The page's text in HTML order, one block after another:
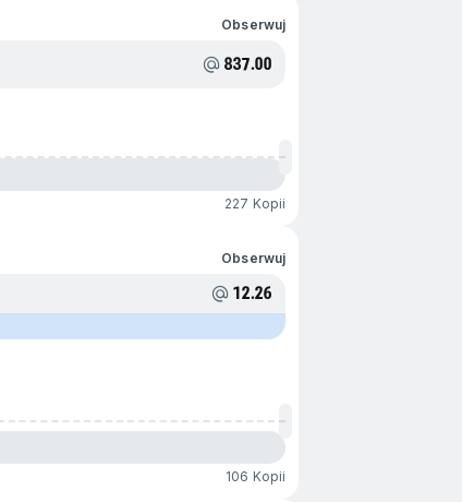
Obserwuj
837.00
227 Kopii
Obserwuj
12.26
106 Kopii